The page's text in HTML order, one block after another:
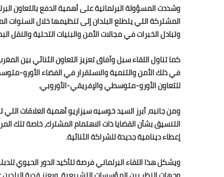
وشددت المسؤولة البرلمانية على أهمية الدفع بالتعاون
وتبادل الخبرات في مجالات الأمن والبنيات التحتية
كما تناول اللقاء سبل وآفاق تعزيز التعاون الثنائي بين
في ذلك الأمن والتنمية والاستقرار في الفضاء الأورو-
للتعاون الأورو-متوسطي والإفريقي-الأوروبي.
ومن جانبه، أبرز السيد خوسيه سيزاريو أهمية العلاقات
إعطاء دينامية جديدة للشراكة الثنائية.
ويشكل هذا اللقاء البرلماني فرصة لتأكيد الدور الحيوي